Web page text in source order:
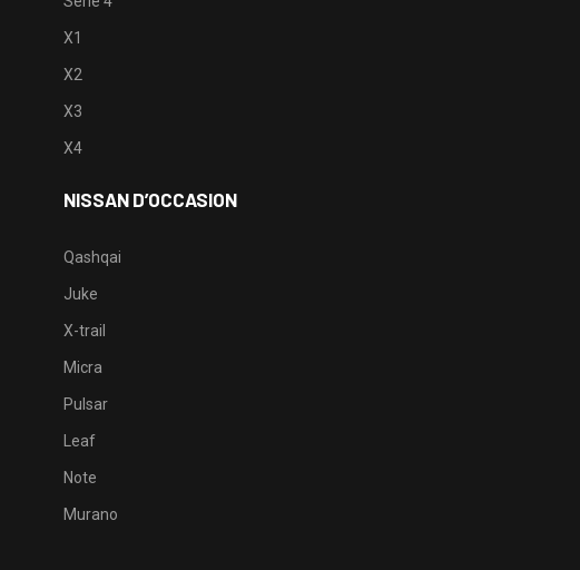
X1
X2
X3
X4
NISSAN D’OCCASION
Qashqai
Juke
X-trail
Micra
Pulsar
Leaf
Note
Murano